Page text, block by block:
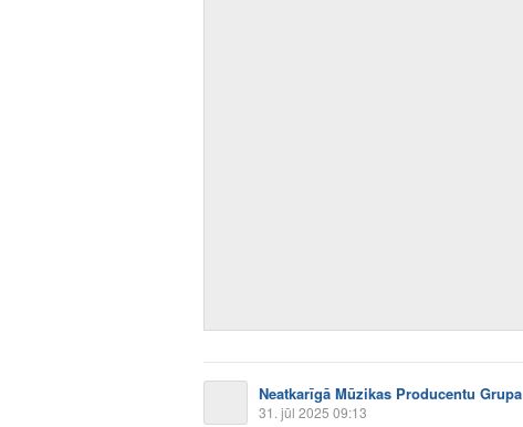
Neatkarīgā Mūzikas Producentu Grupa
31. jūl 2025 09:13